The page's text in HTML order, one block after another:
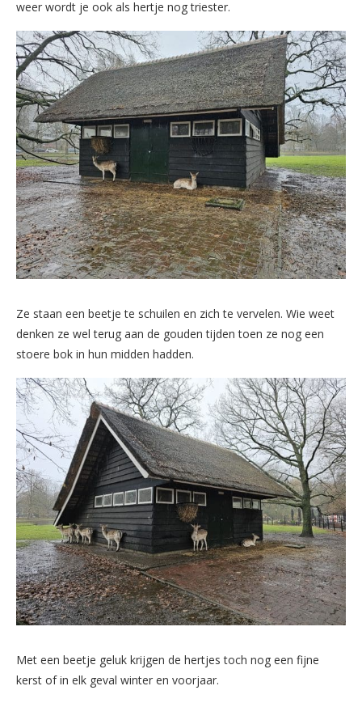
weer wordt je ook als hertje nog triester.
Ze staan een beetje te schuilen en zich te vervelen. Wie weet
denken ze wel terug aan de gouden tijden toen ze nog een
stoere bok in hun midden hadden.
Met een beetje geluk krijgen de hertjes toch nog een fijne
kerst of in elk geval winter en voorjaar.